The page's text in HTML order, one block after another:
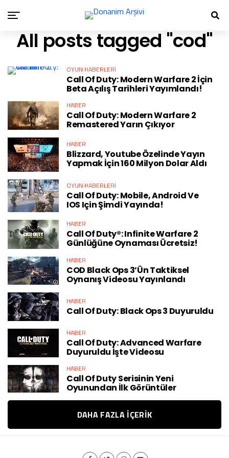
All posts tagged "cod"
OYUN HABERLERI
Call Of Duty: Modern Warfare 2 İçin
Beta Açılış Tarihleri Yayımlandı!
HABER
Call Of Duty: Modern Warfare 2
Remastered Yarın Çıkıyor
HABER
Blizzard, Youtube Özelinde Yayın
Yapmak İçin 160 Milyon Dolar Aldı
OYUN HABERLERI
Call Of Duty: Mobile, Android Ve
IOS Için Şimdi Yayında!
HABER
Call Of Duty®: Infinite Warfare 2
Günlüğüne Oynaması Ücretsiz!
HABER
COD Black Ops 3’ün Taktiksel
Oynanış Videosu Yayınlandı
HABER
Call Of Duty: Black Ops 3 Duyuruldu
HABER
Call Of Duty: Advanced Warfare
Duyuruldu İşte Videosu
HABER
Call Of Duty Serisinin Yeni
Oyunundan İlk Görüntüler
DAHA FAZLA IÇERIK